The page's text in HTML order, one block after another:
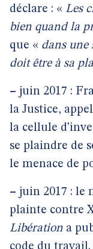
déclare : « Les
bien quand la
que « dans une
doit être à sa
– juin 2017 :
la Justice,
la cellule
se plaindre de
le menace de
– juin 2017 : le
plainte contre
Libération a
code du